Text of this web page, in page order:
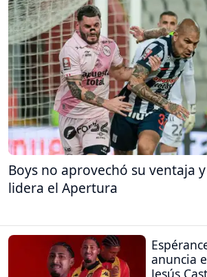
Boys no aprovechó su ventaja
lidera el Apertura
anuncia
Jesús